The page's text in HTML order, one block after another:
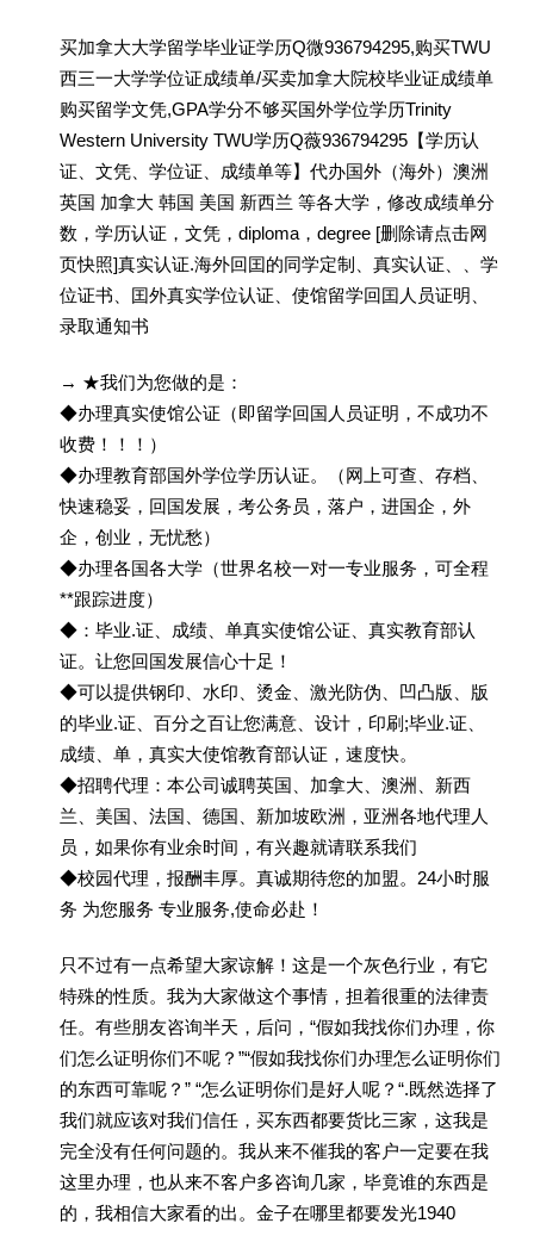
买加拿大大学留学毕业证学历Q微936794295,购买TWU
西三一大学学位证成绩单/买卖加拿大院校毕业证成绩单
购买留学文凭,GPA学分不够买国外学位学历Trinity
Western University TWU学历Q薇936794295【学历认
证、文凭、学位证、成绩单等】代办国外（海外）澳洲
英国 加拿大 韩国 美国 新西兰 等各大学，修改成绩单分
数，学历认证，文凭，diploma，degree [删除请点击网
页快照]真实认证.海外回囯的同学定制、真实认证、、学
位证书、囯外真实学位认证、使馆留学回囯人员证明、
录取通知书
→ ★我们为您做的是：
◆办理真实使馆公证（即留学回国人员证明，不成功不
收费！！！）
◆办理教育部国外学位学历认证。（网上可查、存档、
快速稳妥，回国发展，考公务员，落户，进国企，外
企，创业，无忧愁）
◆办理各国各大学（世界名校一对一专业服务，可全程
**跟踪进度）
◆：毕业.证、成绩、单真实使馆公证、真实教育部认
证。让您回国发展信心十足！
◆可以提供钢印、水印、烫金、激光防伪、凹凸版、版
的毕业.证、百分之百让您满意、设计，印刷;毕业.证、
成绩、单，真实大使馆教育部认证，速度快。
◆招聘代理：本公司诚聘英国、加拿大、澳洲、新西
兰、美国、法国、德国、新加坡欧洲，亚洲各地代理人
员，如果你有业余时间，有兴趣就请联系我们
◆校园代理，报酬丰厚。真诚期待您的加盟。24小时服
务 为您服务 专业服务,使命必赴！
只不过有一点希望大家谅解！这是一个灰色行业，有它
特殊的性质。我为大家做这个事情，担着很重的法律责
任。有些朋友咨询半天，后问，“假如我找你们办理，你
们怎么证明你们不呢？”“假如我找你们办理怎么证明你们
的东西可靠呢？” “怎么证明你们是好人呢？“.既然选择了
我们就应该对我们信任，买东西都要货比三家，这我是
完全没有任何问题的。我从来不催我的客户一定要在我
这里办理，也从来不客户多咨询几家，毕竟谁的东西是
的，我相信大家看的出。金子在哪里都要发光1940